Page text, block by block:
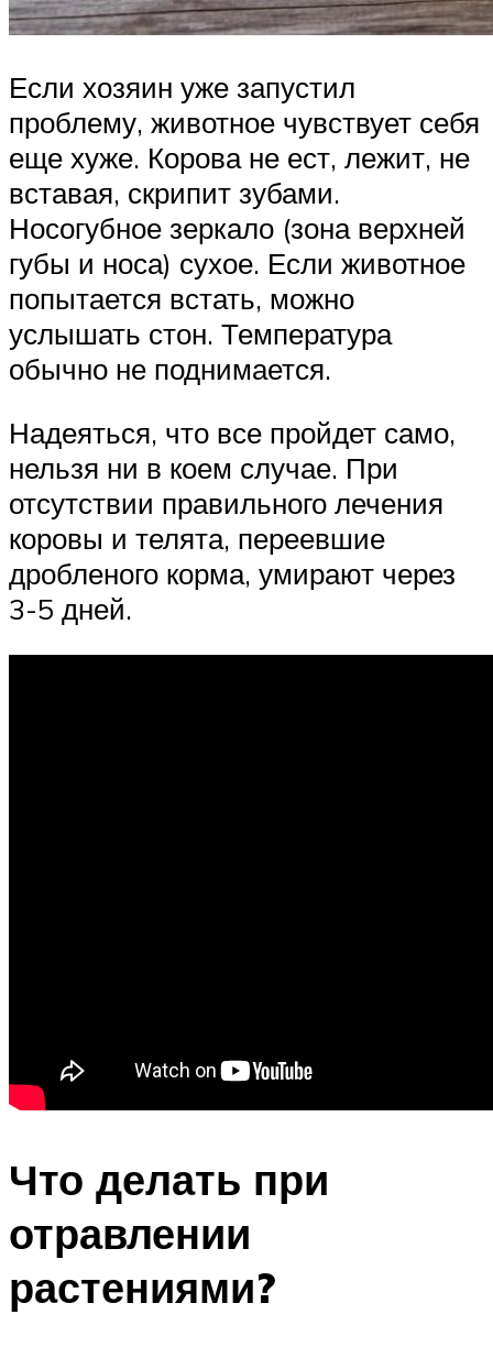
Если хозяин уже запустил
проблему, животное чувствует себя
еще хуже. Корова не ест, лежит, не
вставая, скрипит зубами.
Носогубное зеркало (зона верхней
губы и носа) сухое. Если животное
попытается встать, можно
услышать стон. Температура
обычно не поднимается.
Надеяться, что все пройдет само,
нельзя ни в коем случае. При
отсутствии правильного лечения
коровы и телята, переевшие
дробленого корма, умирают через
3-5 дней.
Что делать при
отравлении
растениями?